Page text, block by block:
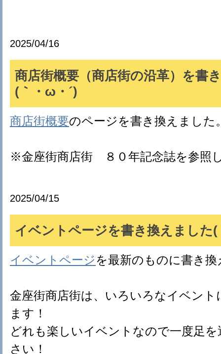
2025/04/16
商店街概要（商店街の沿革）を書
(｀・ω・´)ゞ
商店街概要のページを書き換えました
※金座街商店街 ８０年記念誌を参照
2025/04/15
イベントページを書き換えました
イベントページを最新のものに書き
金座街商店街は、いろいろなイベン
ます！
どれも楽しいイベントなので一度足
さい！